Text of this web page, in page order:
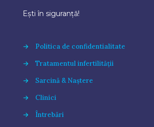
Ești în siguranță!
→
Politica de confidentialitate
→
Tratamentul infertilității
→
Sarcină & Naștere
→
Clinici
→
Întrebări